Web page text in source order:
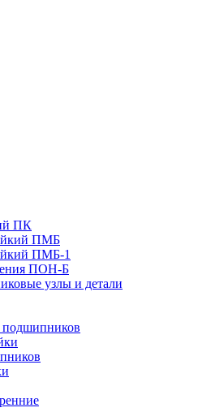
ПК
ПМБ
ПМБ-1
ПОН-Б
узлы и детали
подшипников